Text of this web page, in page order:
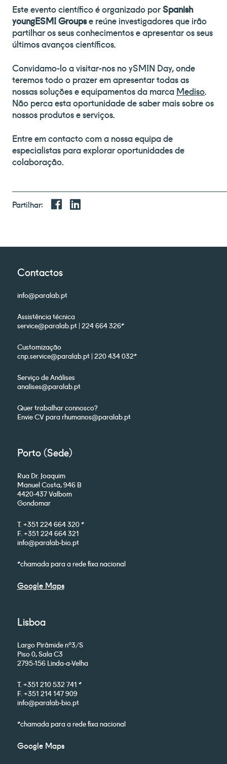
Este evento científico é organizado porSpanish
youngESMI Groupse reúne investigadores que irão
partilhar os seus conhecimentos e apresentar os seus
últimos avanços científicos.
Convidamo-lo a visitar-nos no ySMIN Day, onde
teremos todo o prazer em apresentar todas as
nossas soluções e equipamentos da marcaMediso.
Não perca esta oportunidade de saber mais sobre os
nossos produtos e serviços.
Entre em contacto com a nossa equipa de
especialistas para explorar oportunidades de
colaboração.
Partilhar:
Contactos
info@paralab.pt
Assistência técnica
service@paralab.pt | 224 664 326*
Customização
cnp.service@paralab.pt | 220 434 032*
Serviço de Análises
analises@paralab.pt
Quer trabalhar connosco?
Envie CV para rhumanos@paralab.pt
Porto (Sede)
Rua Dr. Joaquim
Manuel Costa, 946 B
4420-437 Valbom
Gondomar
T. +351 224 664 320 *
F. +351 224 664 321
info@paralab-bio.pt
*chamada para a rede fixa nacional
Google Maps
Lisboa
Largo Pirâmide nº3/S
Piso 0, Sala C3
2795-156 Linda-a-Velha
T. +351 210 532 741 *
F. +351 214 147 909
info@paralab-bio.pt
*chamada para a rede fixa nacional
Google Maps